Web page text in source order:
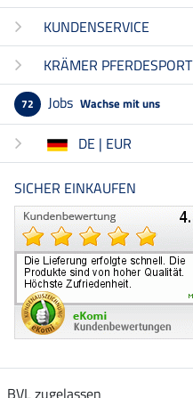
KUNDENSERVICE
KRÄMER PFERDESPORT
72 Jobs Wachse mit uns
DE | EUR
SICHER EINKAUFEN
BVL zugelassen